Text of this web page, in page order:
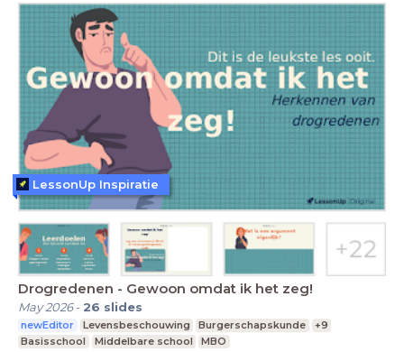
Drogredenen - Gewoon omdat ik het zeg!
May 2026- 26 slides
newEditor Levensbeschouwing Burgerschapskunde
+9
Basisschool
Middelbare school MBO
LessonUp Inspiratie